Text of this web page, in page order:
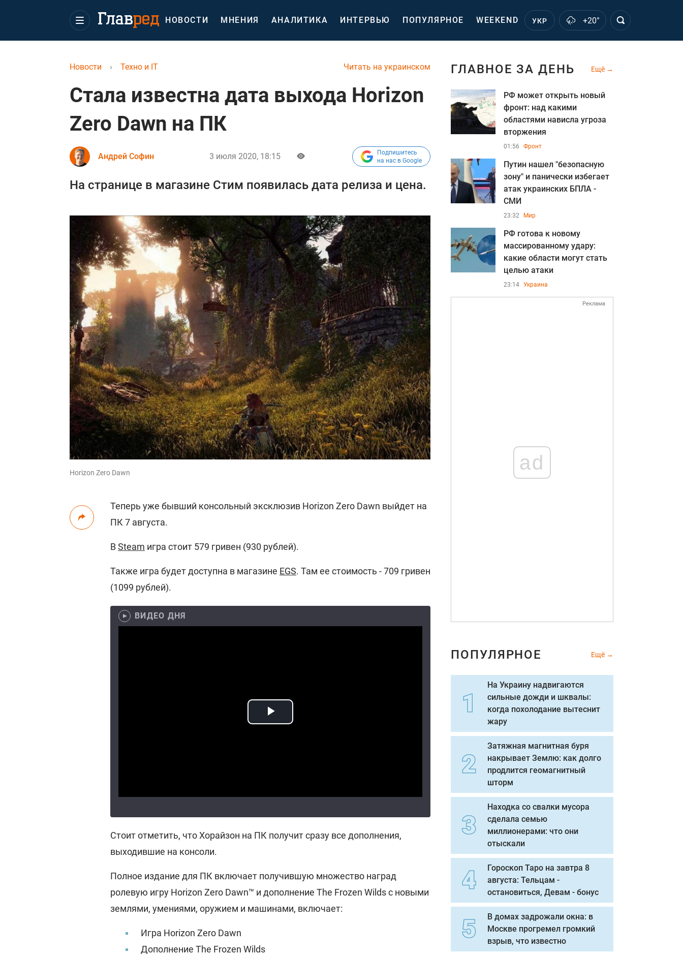
НОВОСТИ МНЕНИЯ АНАЛИТИКА ИНТЕРВЬЮ ПОПУЛЯРНОЕ WEEKEND УКР +20°
Читать на украинском
Новости › Техно и IT
Стала известна дата выхода Horizon
Zero Dawn на ПК
Андрей Софин 3 июля 2020, 18:15
Подпишитесь
на нас в Google
На странице в магазине Стим появилась дата релиза и цена.
Horizon Zero Dawn
Теперь уже бывший консольный эксклюзив Horizon Zero Dawn выйдет на
ПК 7 августа.
ВSteam игра стоит 579 гривен (930 рублей).
Также игра будет доступна в магазине EGS. Там ее стоимость - 709 гривен
(1099 рублей).
ВИДЕО ДНЯ
Стоит отметить, что Хорайзон на ПК получит сразу все дополнения,
выходившие на консоли.
Полное издание для ПК включает получившую множество наград
ролевую игру Horizon Zero Dawn™ и дополнение The Frozen Wilds с новыми
землями, умениями, оружием и машинами, включает:
Игра Horizon Zero Dawn
Дополнение The Frozen Wilds
ГЛАВНОЕ ЗА ДЕНЬ Ещё
РФ может открыть новый
фронт: над какими
областями нависла угроза
вторжения
01:56 Фронт
Путин нашел "безопасную
зону" и панически избегает
атак украинских БПЛА -
СМИ
23:32 Мир
РФ готова к новому
массированному удару:
какие области могут стать
целью атаки
23:14 Украина
Реклама
ad
ПОПУЛЯРНОЕ Ещё
На Украину надвигаются
сильные дожди и шквалы:
когда похолодание вытеснит
жару
Затяжная магнитная буря
накрывает Землю: как долго
продлится геомагнитный
шторм
Находка со свалки мусора
сделала семью
миллионерами: что они
отыскали
Гороскоп Таро на завтра 8
августа: Тельцам -
остановиться, Девам - бонус
В домах задрожали окна: в
Москве прогремел громкий
взрыв, что известно